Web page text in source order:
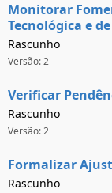
Monitorar
Tecnológica e
Rascunho
Versão: 2
Verificar
Rascunho
Versão: 2
Formalizar
Rascunho